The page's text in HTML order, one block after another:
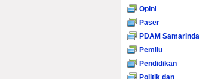
Opini
Paser
PDAM Samarinda
Pemilu
Pendidikan
Politik dan